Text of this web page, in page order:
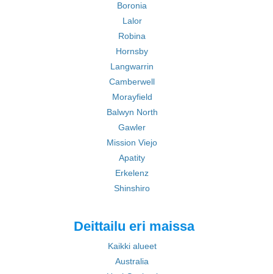
Boronia
Lalor
Robina
Hornsby
Langwarrin
Camberwell
Morayfield
Balwyn North
Gawler
Mission Viejo
Apatity
Erkelenz
Shinshiro
Deittailu eri maissa
Kaikki alueet
Australia